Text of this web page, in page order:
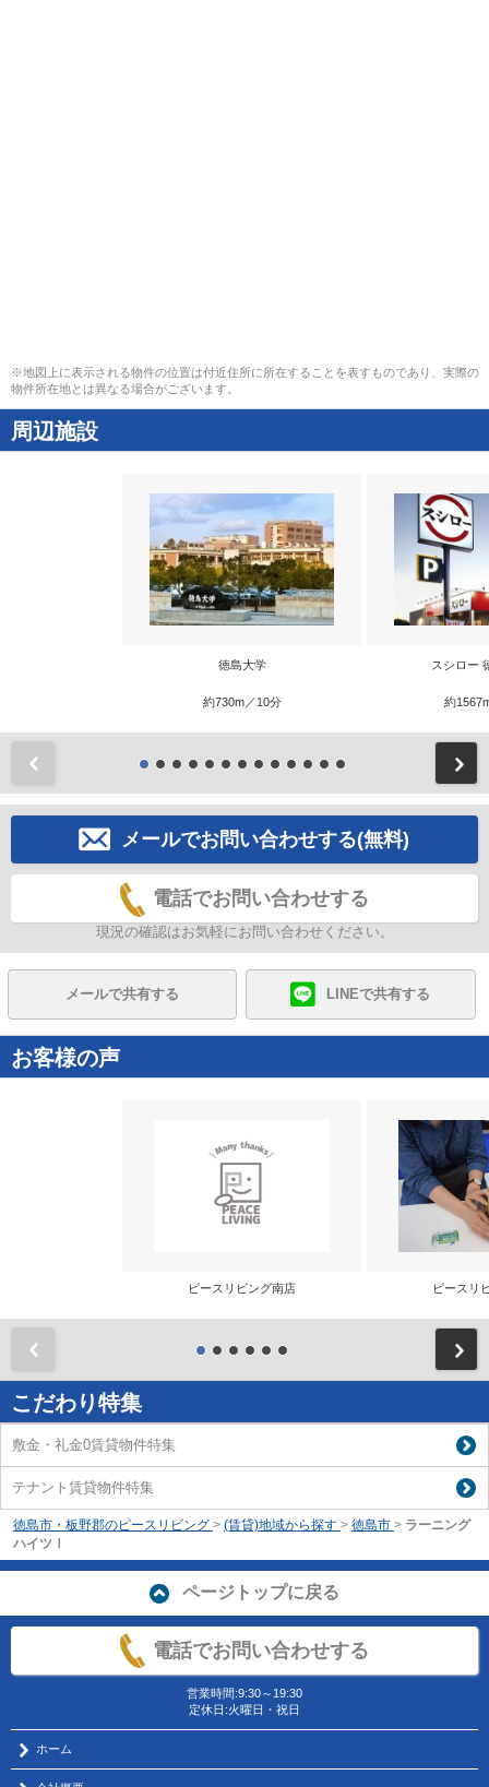
※地図上に表示される物件の位置は付近住所に所在することを表すものであり、実際の
物件所在地とは異なる場合がございます。
周辺施設
徳島大学
約730m／10分
スシロー
約
メールでお問い合わせする(無料)
電話でお問い合わせする
現況の確認はお気軽にお問い合わせください。
メールで共有する LINEで共有する
お客様の声
ピースリビング南店 ピースリ
こだわり特集
敷金・礼金0賃貸物件特集
テナント賃貸物件特集
徳島市・板野郡のピースリビング > (賃貸)地域から探す > 徳島市 > ラーニング
ハイツⅠ
ページトップに戻る
電話でお問い合わせする
営業時間:9:30～19:30
定休日:火曜日・祝日
ホーム